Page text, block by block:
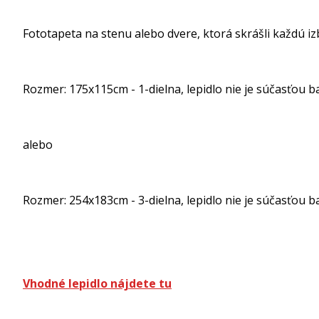
Fototapeta na stenu alebo dvere, ktorá skrášli
Rozmer: 175x115cm - 1-dielna, lepidlo nie je súčasťou
alebo
Rozmer: 254x183cm - 3-dielna, lepidlo nie je súčasťou
Vhodné lepidlo nájdete tu